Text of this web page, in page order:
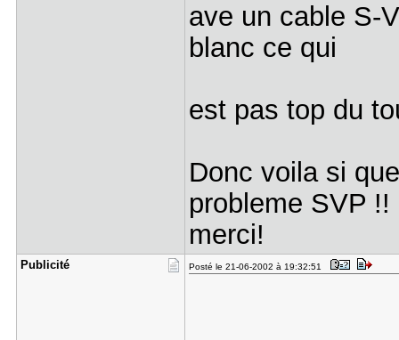
ave un cable S-
blanc ce qui
est pas top du
Donc voila si
probleme SVP !!
merci!
Publicité Posté le 21-06-2002 à 19:32:51